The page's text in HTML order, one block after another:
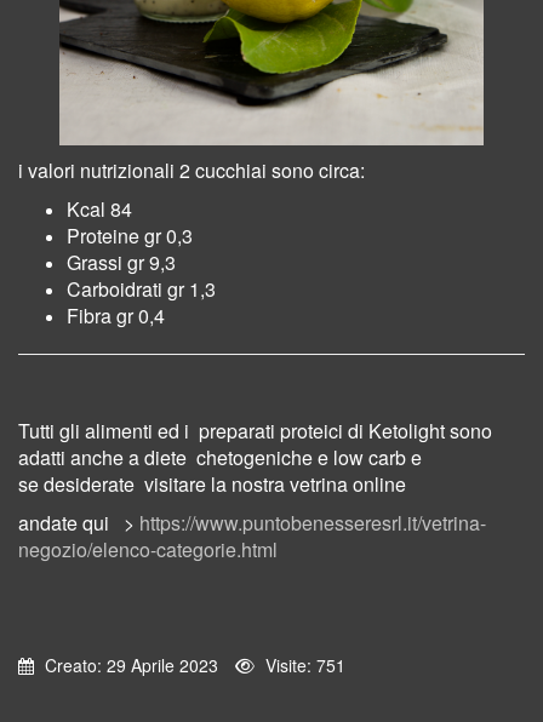
i valori nutrizionali 2 cucchiai sono circa:
Kcal 84
Proteine gr 0,3
Grassi gr 9,3
Carboidrati gr 1,3
Fibra gr 0,4
Tutti gli alimenti ed i preparati proteici di Ketolight sono
adatti anche a diete chetogeniche e low carb e
se desiderate visitare la nostra vetrina online
andate qui > https://www.puntobenesseresrl.it/vetrina-
negozio/elenco-categorie.html
Creato: 29 Aprile 2023 Visite: 751